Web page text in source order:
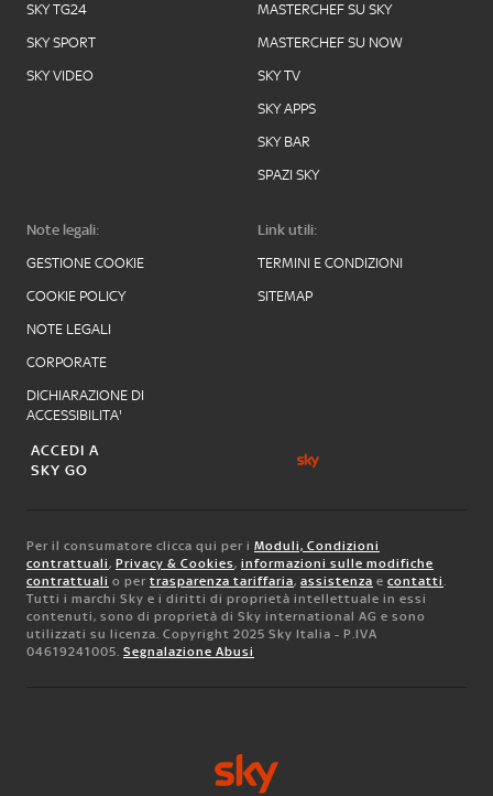
SKY TG24
SKY SPORT
SKY VIDEO
MASTERCHEF SU SKY
MASTERCHEF SU NOW
SKY TV
SKY APPS
SKY BAR
SPAZI SKY
Note legali:
GESTIONE COOKIE
COOKIE POLICY
NOTE LEGALI
CORPORATE
DICHIARAZIONE DI
ACCESSIBILITA'
Link utili:
TERMINI E CONDIZIONI
SITEMAP
ACCEDI A
SKY GO
Per il consumatore clicca qui per i Moduli, Condizioni
contrattuali, Privacy & Cookies, informazioni sulle modifiche
contrattuali o per trasparenza tariffaria, assistenza e contatti.
Tutti i marchi Sky e i diritti di proprietà intellettuale in essi
contenuti, sono di proprietà di Sky international AG e sono
utilizzati su licenza. Copyright 2025 Sky Italia - P.IVA
04619241005. Segnalazione Abusi